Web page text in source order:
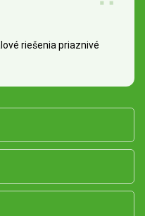
riešenia priaznivé